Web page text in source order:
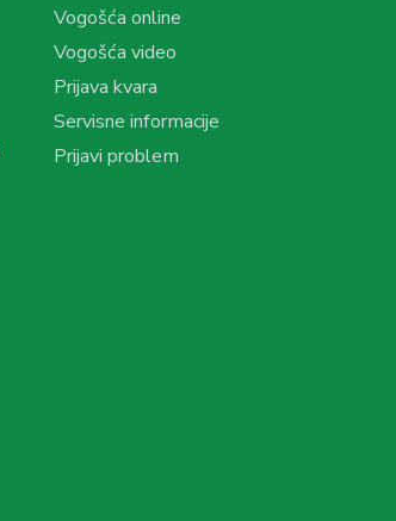
Vogošća online
Vogošća video
Prijava kvara
Servisne informacije
Prijavi problem